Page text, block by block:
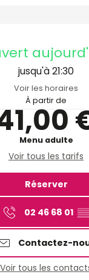
jusqu'à 21:30
Voir les horaires
À partir de
Menu adulte
Voir tous les tarifs
Réserver
02 46 68 01 ▒▒
Contactez-
Voir tous les